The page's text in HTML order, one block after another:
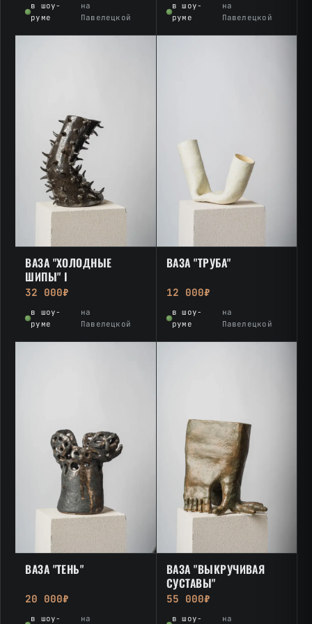
в шоу-
руме
на
Павелецкой
в шоу-
руме
на
Павелецкой
ВАЗА "ХОЛОДНЫЕ
ШИПЫ" I
32 000₽
в шоу-
руме
на
Павелецкой
ВАЗА "ТРУБА"
12 000₽
в шоу-
руме
на
Павелецкой
ВАЗА "ТЕНЬ"
20 000₽
в шоу-
на
ВАЗА "ВЫКРУЧИВАЯ
СУСТАВЫ"
55 000₽
в шоу-
на